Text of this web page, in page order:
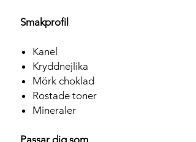
Smakprofil
Kanel
Kryddnejlika
Mörk choklad
Rostade toner
Mineraler